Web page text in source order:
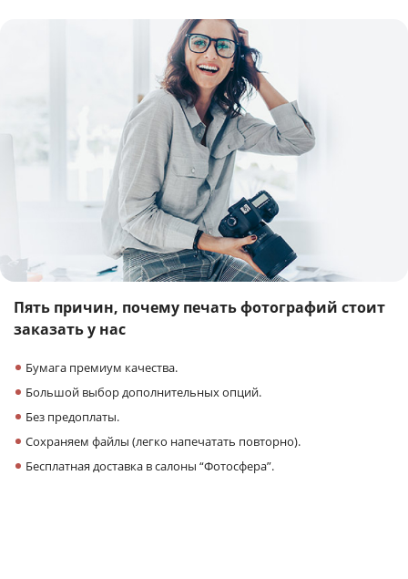
Пять причин, почему печать фотографий стоит
заказать у нас
Бумага премиум качества.
Большой выбор дополнительных опций.
Без предоплаты.
Сохраняем файлы (легко напечатать повторно).
Бесплатная доставка в салоны “Фотосфера”.